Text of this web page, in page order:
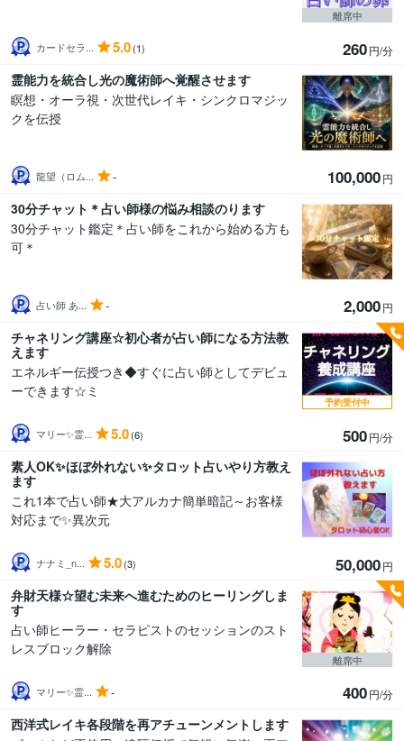
カードセラ... 5.0(1) 260円/分
離席中
霊能力を統合し光の魔術師へ覚醒させます
瞑想・オーラ視・次世代レイキ・シンクロマジッ
クを伝授
龍望（ロム... - 100,000円
30分チャット＊占い師様の悩み相談のります
30分チャット鑑定＊占い師をこれから始める方も
可＊
占い師 あ... - 2,000円
チャネリング講座☆初心者が占い師になる方法教
えます
エネルギー伝授つき◆すぐに占い師としてデビュ
ーできます☆ミ
マリー✨霊... 5.0(6) 500円/分
予約受付中
素人OK✨ほぼ外れない✨タロット占いやり方教え
ます
これ1本で占い師★大アルカナ簡単暗記～お客様
対応まで✨異次元
ナナミ_n... 5.0(3) 50,000円
弁財天様☆望む未来へ進むためのヒーリングしま
す
占い師ヒーラー・セラピストのセッションのスト
レスブロック解除
マリー✨霊... - 400円/分
離席中
西洋式レイキ各段階を再アチューンメントします